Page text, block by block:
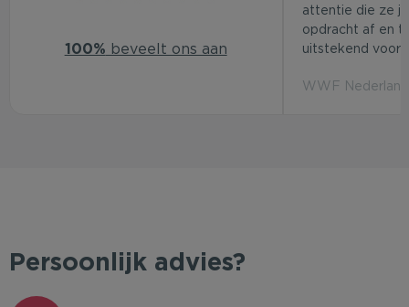
100% beveelt ons aan
attentie die ze
opdracht af en
uitstekend voor
WWF
Persoonlijk advies?